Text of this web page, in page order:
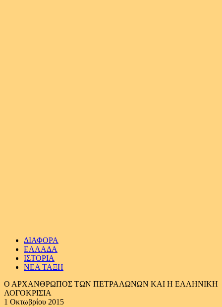
ΔΙΑΦΟΡΑ
ΕΛΛΑΔΑ
ΙΣΤΟΡΙΑ
ΝΕΑ ΤΑΞΗ
Ο ΑΡΧΑΝΘΡΩΠΟΣ ΤΩΝ ΠΕΤΡΑΛΩΝΩΝ ΚΑΙ Η ΕΛΛΗΝΙΚΗ
ΛΟΓΟΚΡΙΣΙΑ
1 Οκτωβρίου 2015